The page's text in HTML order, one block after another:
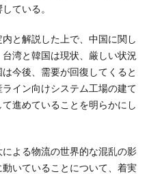
ている。
と解説した上で、中国に関し
湾と韓国は現状、厳しい状況
今後、需要が回復してくると
イン向けシステム工場の建て
進めていることを明らかにし
よる物流の世界的な混乱の影
いていることについて、着実